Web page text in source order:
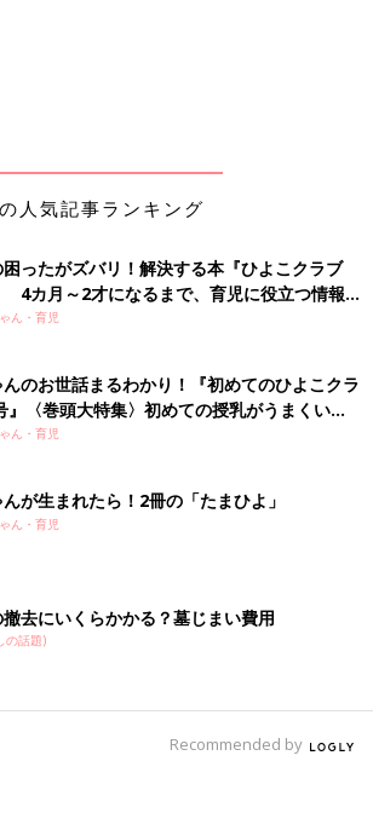
人気記事ランキング
ったがズバリ！解決する本『ひよこクラブ
4カ月～2才になるまで、育児に役立つ情報が
！
ん・育児
のお世話まるわかり！『初めてのひよこクラ
』〈巻頭大特集〉初めての授乳がうまくい
っぱい・ミルクの基本と夏のトラブル 解決テ
ん・育児
が生まれたら！2冊の「たまひよ」
ん・育児
去にいくらかかる？墓じまい費用
の話題)
Recommended by